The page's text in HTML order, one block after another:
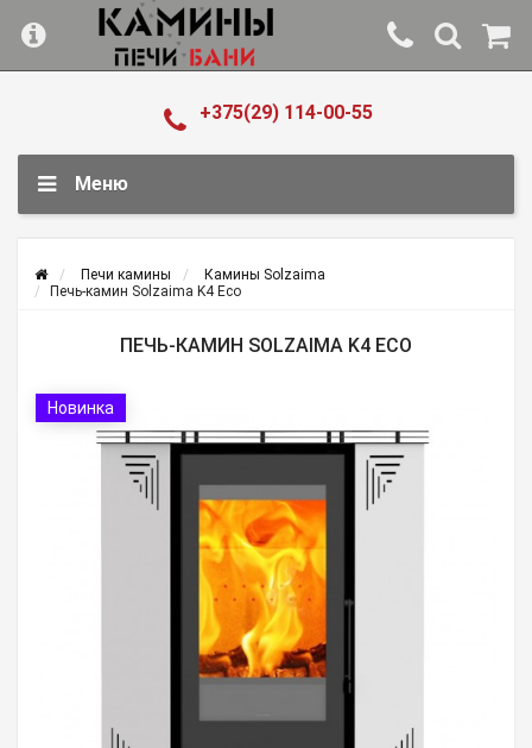
+375(29) 114-00-55
Меню
Печи камины
Камины Solzaima
Печь-камин Solzaima K4 Eco
ПЕЧЬ-КАМИН SOLZAIMA K4 ECO
Новинка